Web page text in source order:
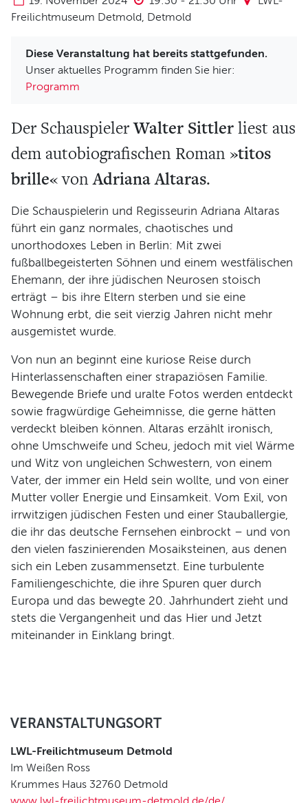
Verein und Förderung
Haus Münsterberg
Publikationen
SERVICE
Für Autor*innen
Informiert bleiben
Presse
Häufige Fragen
Barrierefreiheit
ARCHIV
Programm
Freilichtmuseum Detmold, Detmold
Diese Veranstaltung hat bereits stattgefunden.
Unser aktuelles Programm finden Sie hier:
Programm
Der SchauspielerWalter Sittlerliest aus
dem autobiografischen Roman »titos
brille«vonAdriana Altaras.
Die Schauspielerin und Regisseurin Adriana Altaras
führt ein ganz normales, chaotisches und
unorthodoxes Leben in Berlin: Mit zwei
fußballbegeisterten Söhnen und einem westfälischen
Ehemann, der ihre jüdischen Neurosen stoisch
erträgt – bis ihre Eltern sterben und sie eine
Wohnung erbt, die seit vierzig Jahren nicht mehr
ausgemistet wurde.
Von nun an beginnt eine kuriose Reise durch
Hinterlassenschaften einer strapaziösen Familie.
Bewegende Briefe und uralte Fotos werden entdeckt
sowie fragwürdige Geheimnisse, die gerne hätten
verdeckt bleiben können. Altaras erzählt ironisch,
ohne Umschweife und Scheu, jedoch mit viel Wärme
und Witz von ungleichen Schwestern, von einem
Vater, der immer ein Held sein wollte, und von einer
Mutter voller Energie und Einsamkeit. Vom Exil, von
irrwitzigen jüdischen Festen und einer Stauballergie,
die ihr das deutsche Fernsehen einbrockt – und von
den vielen faszinierenden Mosaiksteinen, aus denen
sich ein Leben zusammensetzt. Eine turbulente
Familiengeschichte, die ihre Spuren quer durch
Europa und das bewegte 20. Jahrhundert zieht und
stets die Vergangenheit und das Hier und Jetzt
miteinander in Einklang bringt.
VERANSTALTUNGSORT
LWL-Freilichtmuseum Detmold
Im Weißen Ross
Krummes Haus 32760 Detmold